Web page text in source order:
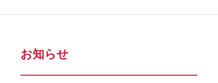
お知らせ